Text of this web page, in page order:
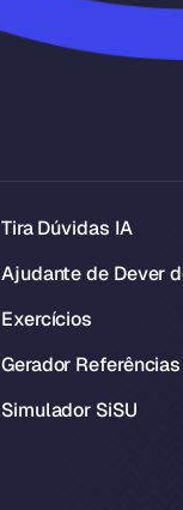
Tira Dúvidas IA
Ajudante de Dever
Exercícios
Gerador
Simulador SiSU